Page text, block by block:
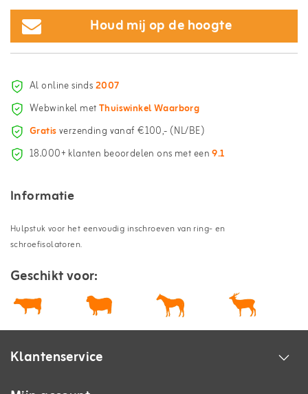
Houd mij op de hoogte
Al online sinds2007
Webwinkel metThuiswinkel Waarborg
Gratisverzending vanaf €100,- (NL/BE)
18.000+ klanten beoordelen ons met een9.1
Informatie
Hulpstuk voor het eenvoudig inschroeven van ring- en
schroefisolatoren.
Geschikt voor:
Klantenservice